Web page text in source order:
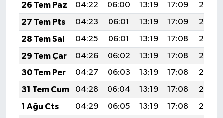
26 Tem Paz
04:22 06:00 13:19 17:09
20:28
27 Tem Pts
04:23 06:01 13:19 17:09
20:27
28 Tem Sal
04:25 06:01 13:19 17:08
20:27
29 Tem Çar
04:26 06:02 13:19 17:08
20:26
30 Tem Per
04:27 06:03 13:19 17:08
20:25
31 Tem Cum
04:28 06:04 13:19 17:08
20:24
1 Ağu Cts
04:29 06:05 13:19 17:08
20:23
YEREL
AFYON
AFYONKARAHİSAR
AYDIN
DENİZLİ